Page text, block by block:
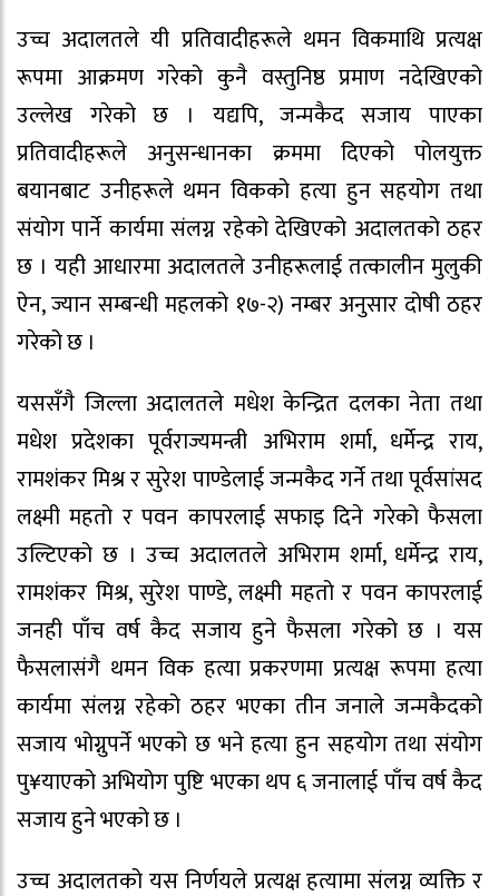
उच्च अदालतले यी प्रतिवादीहरूले थमन विकमाथि प्रत्यक्ष
रूपमा आक्रमण गरेको कुनै वस्तुनिष्ठ प्रमाण नदेखिएको
उल्लेख गरेको छ । यद्यपि, जन्मकैद सजाय पाएका
प्रतिवादीहरूले अनुसन्धानका क्रममा दिएको पोलयुक्त
बयानबाट उनीहरूले थमन विकको हत्या हुन सहयोग तथा
संयोग पार्ने कार्यमा संलग्न रहेको देखिएको अदालतको ठहर
छ । यही आधारमा अदालतले उनीहरूलाई तत्कालीन मुलुकी
ऐन, ज्यान सम्बन्धी महलको १७-२) नम्बर अनुसार दोषी ठहर
गरेको छ ।
यससँगै जिल्ला अदालतले मधेश केन्द्रित दलका नेता तथा
मधेश प्रदेशका पूर्वराज्यमन्त्री अभिराम शर्मा, धर्मेन्द्र राय,
रामशंकर मिश्र र सुरेश पाण्डेलाई जन्मकैद गर्ने तथा पूर्वसांसद
लक्ष्मी महतो र पवन कापरलाई सफाइ दिने गरेको फैसला
उल्टिएको छ । उच्च अदालतले अभिराम शर्मा, धर्मेन्द्र राय,
रामशंकर मिश्र, सुरेश पाण्डे, लक्ष्मी महतो र पवन कापरलाई
जनही पाँच वर्ष कैद सजाय हुने फैसला गरेको छ । यस
फैसलासंगै थमन विक हत्या प्रकरणमा प्रत्यक्ष रूपमा हत्या
कार्यमा संलग्न रहेको ठहर भएका तीन जनाले जन्मकैदको
सजाय भोग्नुपर्ने भएको छ भने हत्या हुन सहयोग तथा संयोग
पु¥याएको अभियोग पुष्टि भएका थप ६ जनालाई पाँच वर्ष कैद
सजाय हुने भएको छ ।
उच्च अदालतको यस निर्णयले प्रत्यक्ष हत्यामा संलग्न व्यक्ति र